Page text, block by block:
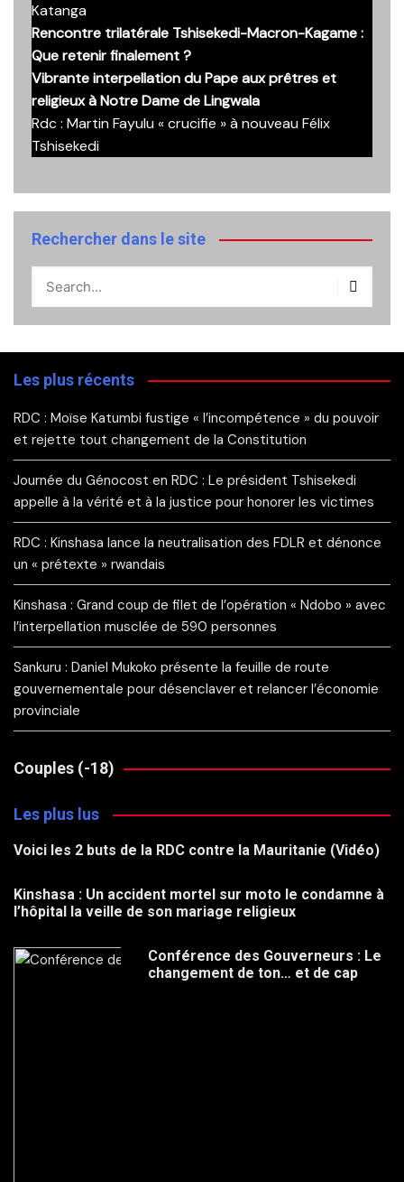
Katanga
Rencontre trilatérale Tshisekedi-Macron-Kagame :
Que retenir finalement ?
Vibrante interpellation du Pape aux prêtres et
religieux à Notre Dame de Lingwala
Rdc : Martin Fayulu « crucifie » à nouveau Félix
Tshisekedi
Rechercher dans le site
Les plus récents
RDC : Moïse Katumbi fustige « l’incompétence » du pouvoir
et rejette tout changement de la Constitution
Journée du Génocost en RDC : Le président Tshisekedi
appelle à la vérité et à la justice pour honorer les victimes
RDC : Kinshasa lance la neutralisation des FDLR et dénonce
un « prétexte » rwandais
Kinshasa : Grand coup de filet de l’opération « Ndobo » avec
l’interpellation musclée de 590 personnes
Sankuru : Daniel Mukoko présente la feuille de route
gouvernementale pour désenclaver et relancer l’économie
provinciale
Couples (-18)
Les plus lus
Voici les 2 buts de la RDC contre la Mauritanie (Vidéo)
Kinshasa : Un accident mortel sur moto le condamne à
l’hôpital la veille de son mariage religieux
Conférence des Gouverneurs : Le
changement de ton… et de cap